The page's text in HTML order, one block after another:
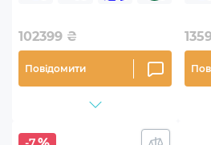
102399 ₴
Повідомити